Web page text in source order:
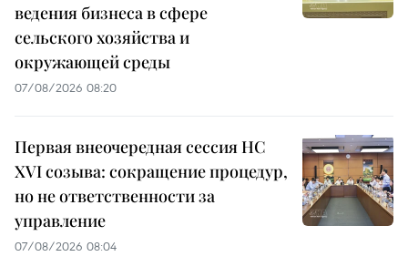
ведения бизнеса в сфере
сельского хозяйства и
окружающей среды
07/08/2026 08:20
Первая внеочередная сессия НС
XVI созыва: сокращение процедур,
но не ответственности за
управление
07/08/2026 08:04